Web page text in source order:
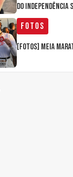
do Independência
Fotos
[FOTOS] Meia